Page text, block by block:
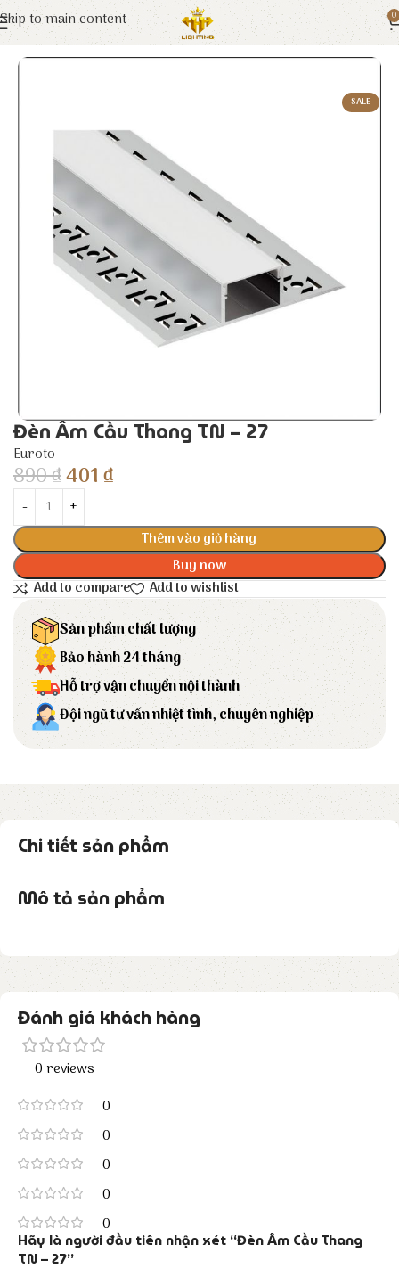
Skip to main content 0
Trang chủ Euroto Đèn LED
SALE
Đèn Âm Cầu Thang TN – 27
Euroto
890₫401₫
Thêm vào giỏ hàng
Buy now
Add to compare
Add to wishlist
Sản phẩm chất lượng
Bảo hành 24 tháng
Hỗ trợ vận chuyển nội thành
Đội ngũ tư vấn nhiệt tình, chuyên nghiệp
Chi tiết sản phẩm
Mô tả sản phẩm
Đánh giá khách hàng
0 reviews
0
0
0
0
0
Hãy là người đầu tiên nhận xét “Đèn Âm Cầu Thang
TN – 27”